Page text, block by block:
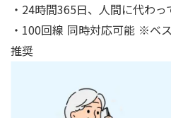
・24時間365日、人間に代わ
・100回線 同時対応可能 ※ベ
推奨